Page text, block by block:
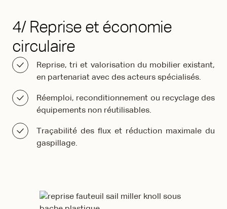
4/ Reprise et économie
circulaire
Reprise, tri et valorisation du mobilier existant,
en partenariat avec des acteurs spécialisés.
Réemploi, reconditionnement ou recyclage des
équipements non réutilisables.
Traçabilité des flux et réduction maximale du
gaspillage.